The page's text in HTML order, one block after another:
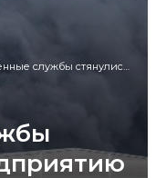
к предприятию в Северском районе. Его атаковали дроны